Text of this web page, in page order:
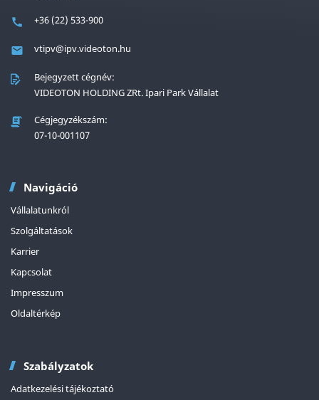
+36 (22) 533-900
vtipv@ipv.videoton.hu
Bejegyzett cégnév:
VIDEOTON HOLDING ZRt. Ipari Park Vállalat
Cégjegyzékszám:
07-10-001107
Navigáció
Vállalatunkról
Szolgáltatások
Karrier
Kapcsolat
Impresszum
Oldaltérkép
Szabályzatok
Adatkezelési tájékoztató